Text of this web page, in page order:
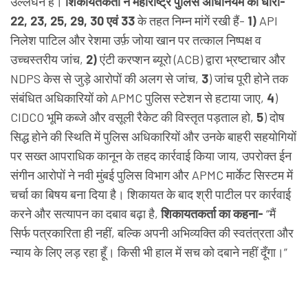
22, 23, 25, 29, 30 एवं 33के तहत निम्न मांगें रखी हैं- 1) API
निलेश पाटिल और रेशमा उर्फ़ जोया खान पर तत्काल निष्पक्ष व
उच्चस्तरीय जांच, 2)एंटी करप्शन ब्यूरो (ACB) द्वारा भ्रष्टाचार और
NDPS केस से जुड़े आरोपों की अलग से जांच, 3) जांच पूरी होने तक
संबंधित अधिकारियों को APMC पुलिस स्टेशन से हटाया जाए, 4)
CIDCO भूमि कब्जे और वसूली रैकेट की विस्तृत पड़ताल हो, 5) दोष
सिद्ध होने की स्थिति में पुलिस अधिकारियों और उनके बाहरी सहयोगियों
पर सख्त आपराधिक कानून के तहद कार्रवाई किया जाय, उपरोक्त ईन
संगीन आरोपों ने नवी मुंबई पुलिस विभाग और APMC मार्केट सिस्टम में
चर्चा का बिषय बना दिया है। शिकायत के बाद श्री पाटील पर कार्रवाई
करने और सत्यापन का दबाव बढ़ा है,शिकायतकर्ता का कहना- “मैं
सिर्फ पत्रकारिता ही नहीं, बल्कि अपनी अभिव्यक्ति की स्वतंत्रता और
न्याय के लिए लड़ रहा हूँ। किसी भी हाल में सच को दबाने नहीं दूँगा।”